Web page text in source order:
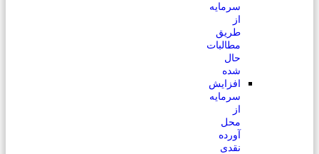
سرمایه
از
طریق
مطالبات
حال
شده
افزایش
سرمایه
از
محل
آورده
نقدی